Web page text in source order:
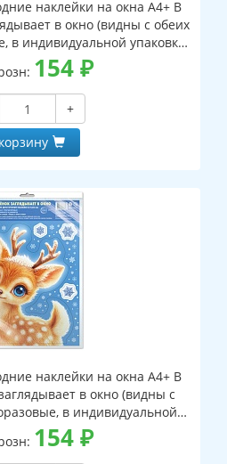
наклейки на окна А4+ В
в окно (видны с обеих
в индивидуальной упаковке,
и клеевым клапаном)
154₽
+
наклейки на окна А4+ В
в окно (видны с
в индивидуальной
и клеевым клапаном)
154₽